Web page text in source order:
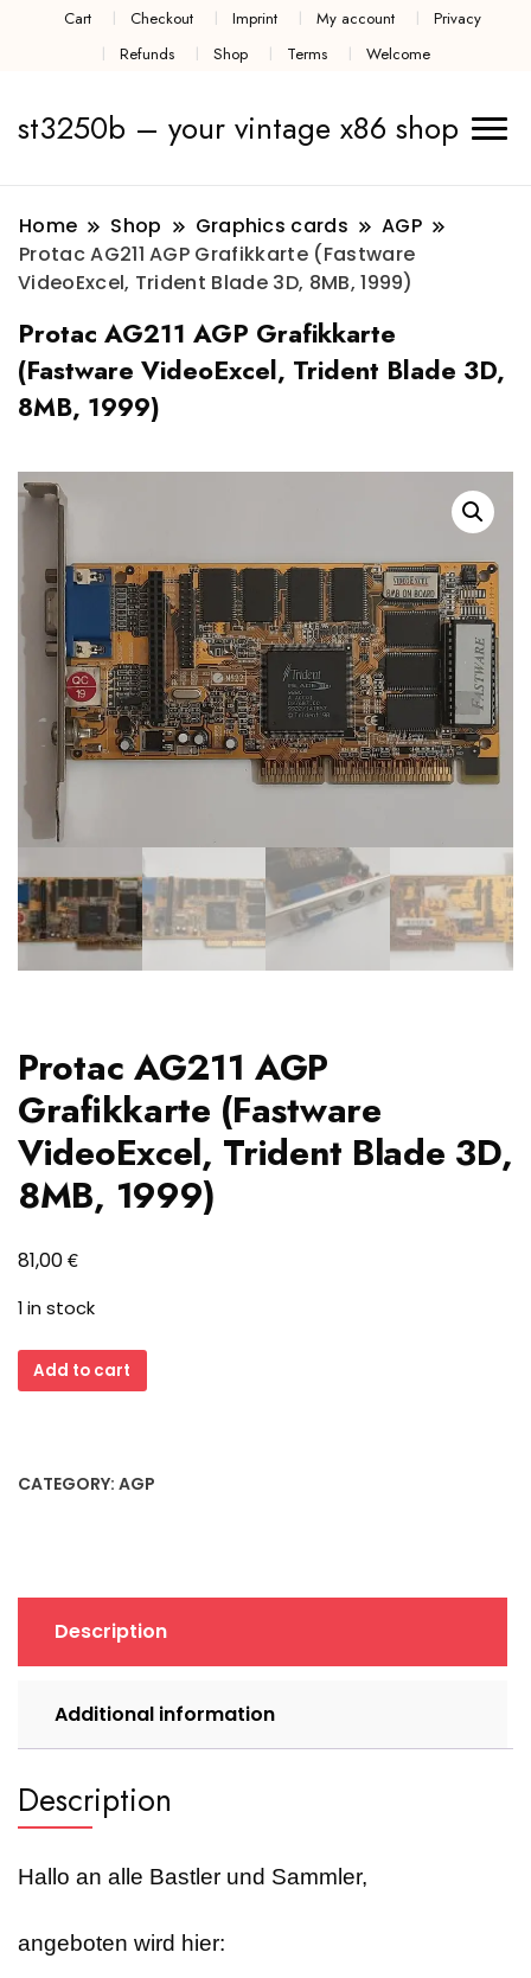
Cart Checkout Imprint My account
Privacy
Refunds
Shop Terms Welcome
st3250b – your vintage x86 shop
Home Shop Graphics cards
AGP
Protac AG211 AGP Grafikkarte (Fastware
VideoExcel, Trident Blade 3D, 8MB, 1999)
Protac AG211 AGP Grafikkarte
(Fastware VideoExcel, Trident Blade 3D,
8MB, 1999)
Protac AG211 AGP
Grafikkarte (Fastware
VideoExcel, Trident Blade 3D,
8MB, 1999)
81,00€
1 in stock
Protac
AG211
(Fastware
8MB,
1999)
quantity
Add to cart
CATEGORY: AGP
Description
Additional information
Description
Hallo an alle Bastler und Sammler,
angeboten wird hier: